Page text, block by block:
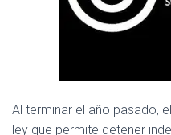
Al terminar el año pasado,
ley que permite detener